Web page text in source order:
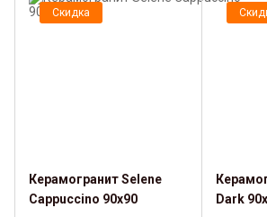
Скидка
Керамогранит Selene
Cappuccino 90x90
Dark